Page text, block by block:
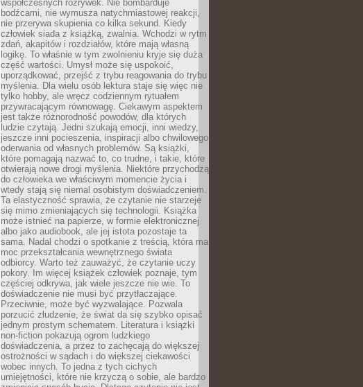
współczesnych rozrywek. Nie bombarduje
bodźcami, nie wymusza natychmiastowej reakcji,
nie przerywa skupienia co kilka sekund. Kiedy
człowiek siada z książką, zwalnia. Wchodzi w rytm
zdań, akapitów i rozdziałów, które mają własną
logikę. To właśnie w tym zwolnieniu kryje się duża
część wartości. Umysł może się uspokoić,
uporządkować, przejść z trybu reagowania do trybu
myślenia. Dla wielu osób lektura staje się więc nie
tylko hobby, ale wręcz codziennym rytuałem
przywracającym równowagę. Ciekawym aspektem
jest także różnorodność powodów, dla których
ludzie czytają. Jedni szukają emocji, inni wiedzy,
jeszcze inni pocieszenia, inspiracji albo chwilowego
oderwania od własnych problemów. Są książki,
które pomagają nazwać to, co trudne, i takie, które
otwierają nowe drogi myślenia. Niektóre przychodzą
do człowieka we właściwym momencie życia i
wtedy stają się niemal osobistym doświadczeniem.
Ta elastyczność sprawia, że czytanie nie starzeje
się mimo zmieniających się technologii. Książka
może istnieć na papierze, w formie elektronicznej
albo jako audiobook, ale jej istota pozostaje ta
sama. Nadal chodzi o spotkanie z treścią, która ma
moc przekształcania wewnętrznego świata
odbiorcy. Warto też zauważyć, że czytanie uczy
pokory. Im więcej książek człowiek poznaje, tym
częściej odkrywa, jak wiele jeszcze nie wie. To
doświadczenie nie musi być przytłaczające.
Przeciwnie, może być wyzwalające. Pozwala
porzucić złudzenie, że świat da się szybko opisać
jednym prostym schematem. Literatura i książki
non-fiction pokazują ogrom ludzkiego
doświadczenia, a przez to zachęcają do większej
ostrożności w sądach i do większej ciekawości
wobec innych. To jedna z tych cichych
umiejętności, które nie krzyczą o sobie, ale bardzo